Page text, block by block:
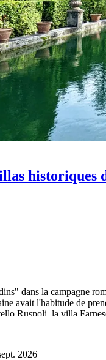
historiques
dans la campagne
avait l'habitude de
Ruspoli, la villa
le jardin de la Ninfa, les
jardins, architectures
2026